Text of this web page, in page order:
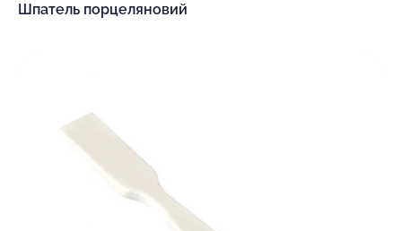
Шпатель порцеляновий